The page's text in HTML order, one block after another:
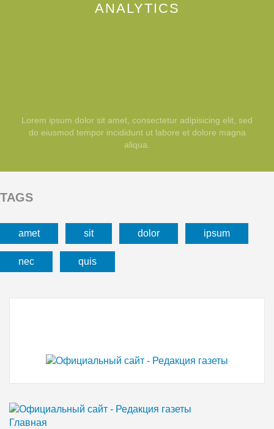
ANALYTICS
Lorem ipsum dolor sit amet, consectetur adipisicing elit, sed
do eiusmod tempor incididunt ut labore et dolore magna
aliqua.
TAGS
amet sit dolor ipsum
nec quis
Главная